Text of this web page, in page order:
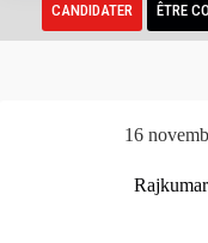
CANDIDATER ÊTRE
16